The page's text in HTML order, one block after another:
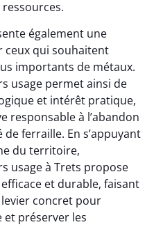
également une
qui souhaitent
importants de métaux.
usage permet ainsi de
et intérêt pratique,
responsable à l’abandon
ferraille. En s’appuyant
du territoire,
usage à Trets propose
et durable, faisant
concret pour
et préserver les